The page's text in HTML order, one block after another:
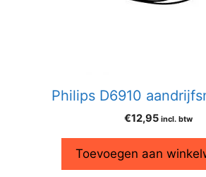
Philips D6910
€12,95 incl. btw
Toevoegen aan